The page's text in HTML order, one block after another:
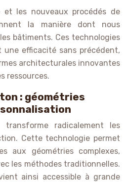
les nouveaux procédés de
la manière dont nous
bâtiments. Ces technologies
efficacité sans précédent,
architecturales innovantes
ressources.
: géométries
transforme radicalement les
Cette technologie permet
aux géométries complexes,
les méthodes traditionnelles.
ainsi accessible à grande